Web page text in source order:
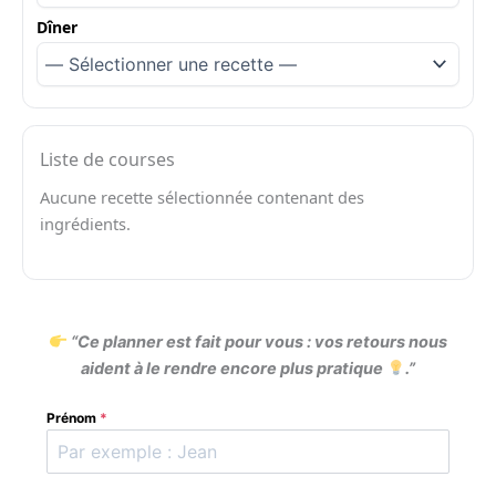
Dîner
Liste de courses
Aucune recette sélectionnée contenant des
ingrédients.
“Ce planner est fait pour vous : vos retours nous
aident à le rendre encore plus pratique
.”
Prénom *